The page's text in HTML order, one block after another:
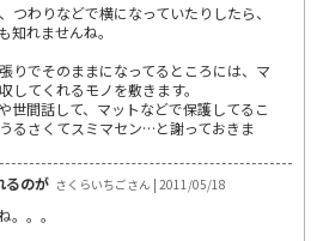
つわりなどで横になっていたりしたら、
知れませんね。
りでそのままになってるところには、マ
してくれるモノを敷きます。
世間話して、マットなどで保護してるこ
るさくてスミマセン…と謝っておきま
るのが さくらいちごさん | 2011/05/18
。。。